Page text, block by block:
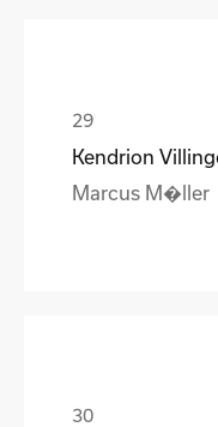
Kendrion
Marcus M�ller